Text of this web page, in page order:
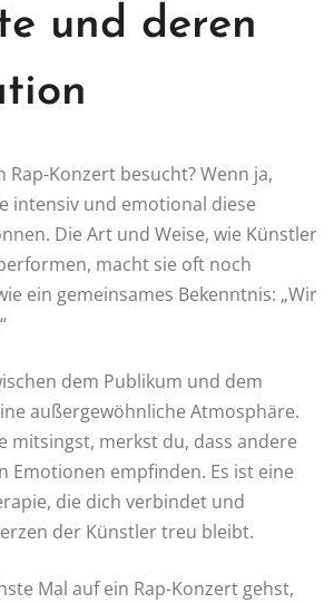
und deren
Rap-Konzert besucht? Wenn ja,
intensiv und emotional diese
Die Art und Weise, wie Künstler
macht sie oft noch
ein gemeinsames Bekenntnis: „Wir
dem Publikum und dem
außergewöhnliche Atmosphäre.
mitsingst, merkst du, dass andere
Emotionen empfinden. Es ist eine
die dich verbindet und
der Künstler treu bleibt.
Mal auf ein Rap-Konzert gehst,